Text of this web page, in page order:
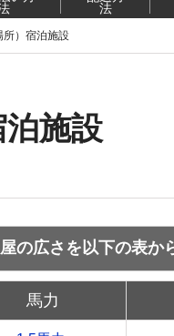
所）宿泊施設
泊施設
の広さを以下の表
馬力